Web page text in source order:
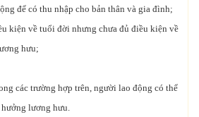
để có thu nhập cho bản thân và gia đình;
kiện về tuổi đời nhưng chưa đủ điều kiện về
hưu;
các trường hợp trên, người lao động có thể
lương hưu.